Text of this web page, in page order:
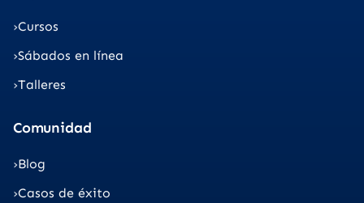
Cursos
Sábados en línea
Talleres
Comunidad
Blog
Casos de éxito